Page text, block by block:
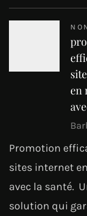
en
Promotion
sites internet
avec la santé.
solution qui